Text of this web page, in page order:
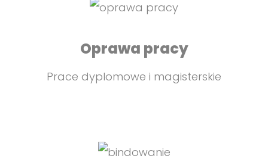
Oprawa pracy
Prace dyplomowe i magisterskie